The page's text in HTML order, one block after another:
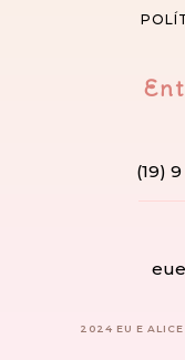
(19)
2024 EU E